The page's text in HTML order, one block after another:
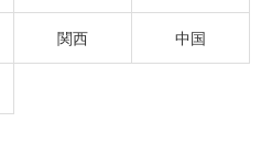
関西 中国